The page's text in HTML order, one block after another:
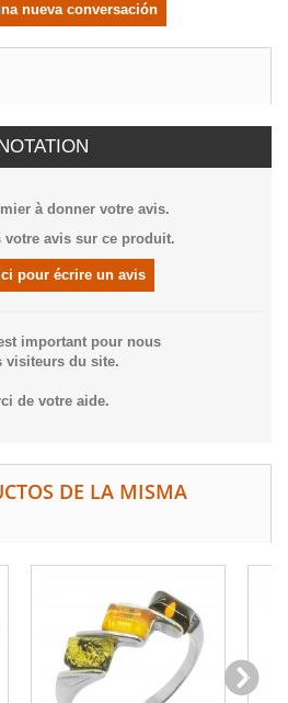
nueva conversación
à donner votre avis.
votre avis sur ce produit.
pour écrire un avis
important pour nous
visiteurs du site.
de votre aide.
DE LA MISMA